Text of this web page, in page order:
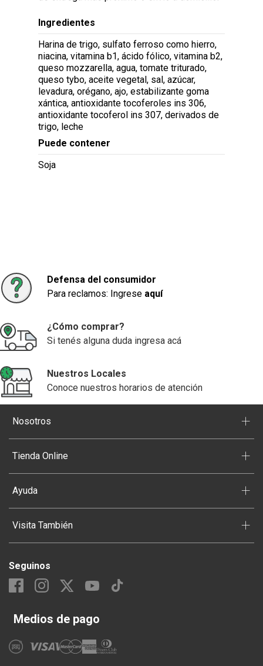
Ingredientes
Harina de trigo, sulfato ferroso como hierro,
niacina, vitamina b1, ácido fólico, vitamina b2,
queso mozzarella, agua, tomate triturado,
queso tybo, aceite vegetal, sal, azúcar,
levadura, orégano, ajo, estabilizante goma
xántica, antioxidante tocoferoles ins 306,
antioxidante tocoferol ins 307, derivados de
trigo, leche
Puede contener
Soja
Defensa del consumidor
Para reclamos: Ingrese aquí
¿Cómo comprar?
Si tenés alguna duda ingresa acá
Nuestros Locales
Conoce nuestros horarios de atención
Nosotros +
Tienda Online +
Ayuda +
Visita También +
Seguinos
Medios de pago